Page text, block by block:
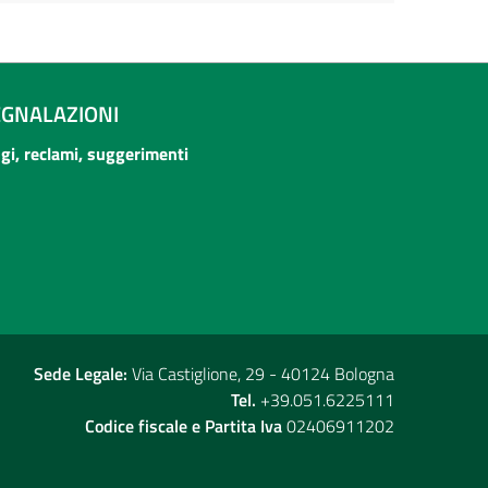
reclami, suggerimenti
Sede Legale: Via Castiglione, 29 - 40124 Bologna
Tel. +39.051.6225111
Codice fiscale e Partita Iva02406911202